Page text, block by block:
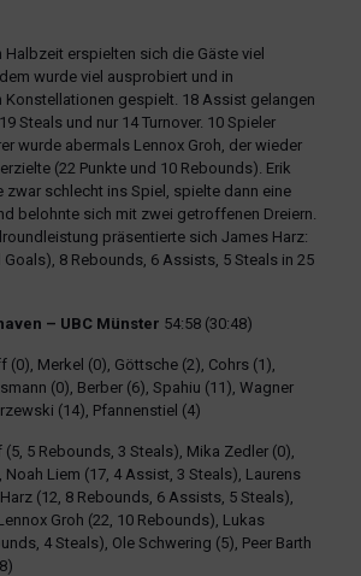
Halbzeit erspielten sich die Gäste viel
wurde viel ausprobiert und in
Konstellationen gespielt. 18 Assist gelangen
Steals und nur 14 Turnover. 10 Spieler
wurde abermals Lennox Groh, der wieder
(22 Punkte und 10 Rebounds). Erik
zwar schlecht ins Spiel, spielte dann eine
belohnte sich mit zwei getroffenen Dreiern.
präsentierte sich James Harz:
Goals), 8 Rebounds, 6 Assists, 5 Steals in 25
– UBC Münster 54:58 (30:48)
(0), Merkel (0), Göttsche (2), Cohrs (1),
(0), Berber (6), Spahiu (11), Wagner
(14), Pfannenstiel (4)
5 Rebounds, 3 Steals), Mika Zedler (0),
Noah Liem (17, 4 Assist, 3 Steals), Laurens
(12, 8 Rebounds, 6 Assists, 5 Steals),
Groh (22, 10 Rebounds), Lukas
4 Steals), Ole Schwering (5), Peer Barth